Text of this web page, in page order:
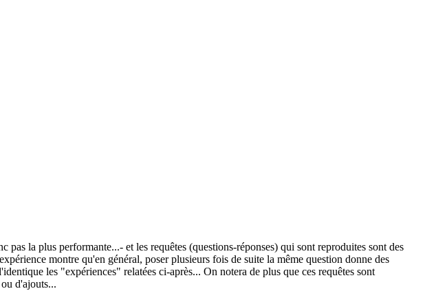
pas la plus performante...- et les requêtes (questions-réponses) qui sont reproduites sont des
montre qu'en général, poser plusieurs fois de suite la même question donne des
les "expériences" relatées ci-après... On notera de plus que ces requêtes sont
d'ajouts...